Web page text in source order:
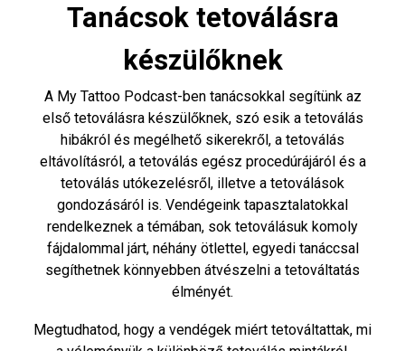
Tanácsok tetoválásra
készülőknek
A My Tattoo Podcast-ben tanácsokkal segítünk az
első tetoválásra készülőknek, szó esik a tetoválás
hibákról és megélhető sikerekről, a tetoválás
eltávolításról, a tetoválás egész procedúrájáról és a
tetoválás utókezelésről, illetve a tetoválások
gondozásáról is. Vendégeink tapasztalatokkal
rendelkeznek a témában, sok tetoválásuk komoly
fájdalommal járt, néhány ötlettel, egyedi tanáccsal
segíthetnek könnyebben átvészelni a tetováltatás
élményét.
Megtudhatod, hogy a vendégek miért tetováltattak, mi